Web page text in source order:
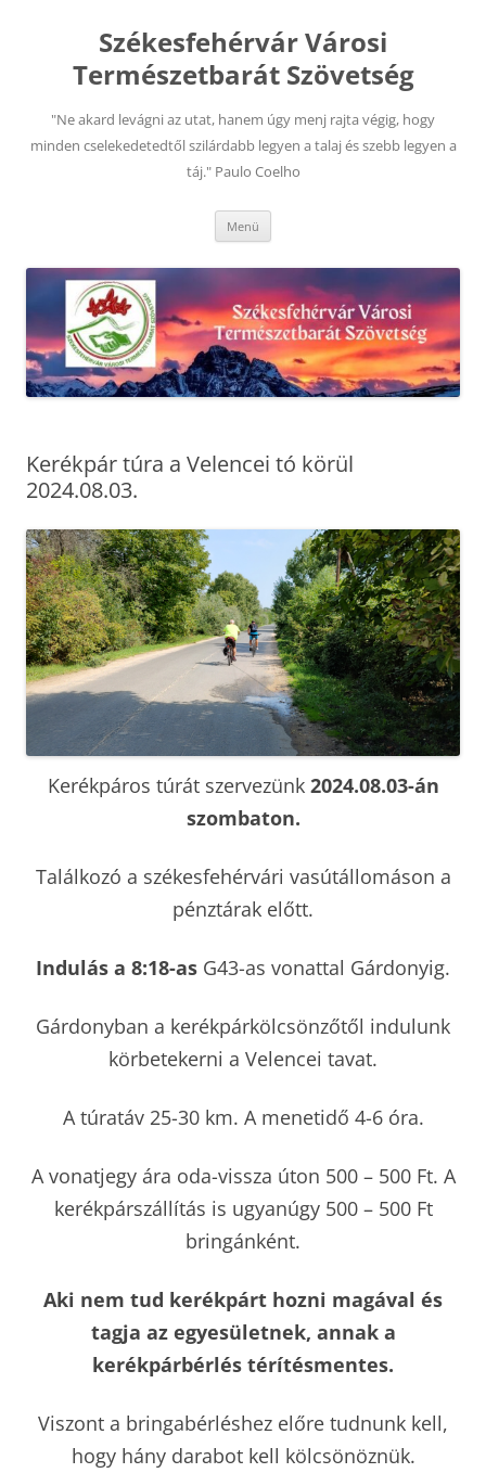
tartalombaSzékesfehérvár Városi
Természetbarát Szövetség
"Ne akard levágni az utat, hanem úgy menj rajta végig, hogy
minden cselekedetedtől szilárdabb legyen a talaj és szebb legyen a
táj." Paulo Coelho
Menü
Kerékpár túra a Velencei tó körül
2024.08.03.
Kerékpáros túrát szervezünk 2024.08.03-án
szombaton.
Találkozó a székesfehérvári vasútállomáson a
pénztárak előtt.
Indulás a 8:18-as G43-as vonattal Gárdonyig.
Gárdonyban a kerékpárkölcsönzőtől indulunk
körbetekerni a Velencei tavat.
A túratáv 25-30 km. A menetidő 4-6 óra.
A vonatjegy ára oda-vissza úton 500 – 500 Ft. A
kerékpárszállítás is ugyanúgy 500 – 500 Ft
bringánként.
Aki nem tud kerékpárt hozni magával és
tagja az egyesületnek, annak a
kerékpárbérlés térítésmentes.
Viszont a bringabérléshez előre tudnunk kell,
hogy hány darabot kell kölcsönöznük.